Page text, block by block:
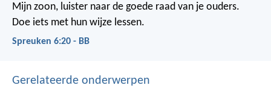
Mijn zoon, luister naar de goede raad van je ouders.
Doe iets met hun wijze lessen.
Spreuken 6:20 - BB
Gerelateerde onderwerpen